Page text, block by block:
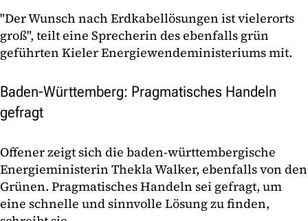
"Der Wunsch nach Erdkabellösungen ist vielerorts
groß", teilt eine Sprecherin des ebenfalls grün
geführten Kieler Energiewendeministeriums mit.
Baden-Württemberg: Pragmatisches Handeln
gefragt
Offener zeigt sich die baden-württembergische
Energieministerin Thekla Walker, ebenfalls von den
Grünen. Pragmatisches Handeln sei gefragt, um
eine schnelle und sinnvolle Lösung zu finden,